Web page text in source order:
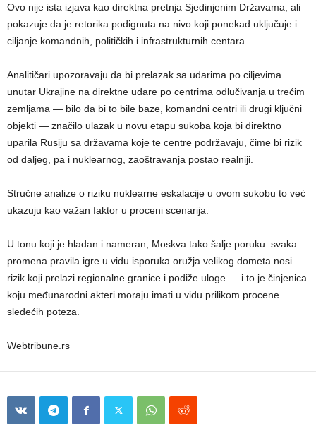
Ovo nije ista izjava kao direktna pretnja Sjedinjenim Državama, ali
pokazuje da je retorika podignuta na nivo koji ponekad uključuje i
ciljanje komandnih, političkih i infrastrukturnih centara.
Analitičari upozoravaju da bi prelazak sa udarima po ciljevima
unutar Ukrajine na direktne udare po centrima odlučivanja u trećim
zemljama — bilo da bi to bile baze, komandni centri ili drugi ključni
objekti — značilo ulazak u novu etapu sukoba koja bi direktno
uparila Rusiju sa državama koje te centre podržavaju, čime bi rizik
od daljeg, pa i nuklearnog, zaoštravanja postao realniji.
Stručne analize o riziku nuklearne eskalacije u ovom sukobu to već
ukazuju kao važan faktor u proceni scenarija.
U tonu koji je hladan i nameran, Moskva tako šalje poruku: svaka
promena pravila igre u vidu isporuka oružja velikog dometa nosi
rizik koji prelazi regionalne granice i podiže uloge — i to je činjenica
koju međunarodni akteri moraju imati u vidu prilikom procene
sledećih poteza.
Webtribune.rs